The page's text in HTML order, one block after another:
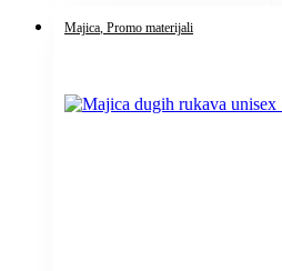
Majica, Promo materijali